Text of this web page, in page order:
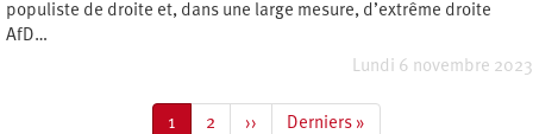
populiste de droite et, dans une large mesure, d’extrême droite
AfD…
Lundi 6 novembre 2023
Page
1 Page
2
Page
››
Dernière
Derniers »